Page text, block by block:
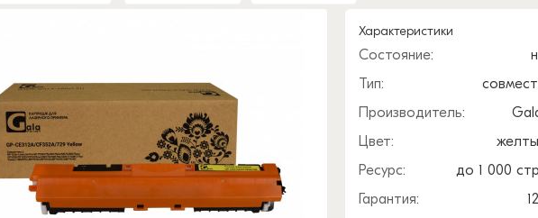
Характеристики
Состояние:
Тип:
Производитель:
Цвет:
Ресурс:
до 1 000
Гарантия: